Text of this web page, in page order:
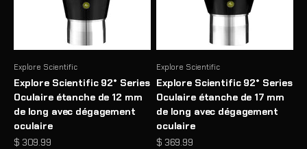
Explore Scientific
Explore Scientific 92° Series
Oculaire étanche de 12 mm
de long avec dégagement
oculaire
Prix de vente
$ 309.99
Explore Scientific
Explore Scientific 92° Series
Oculaire étanche de 17 mm
de long avec dégagement
oculaire
Prix de vente
$ 369.99